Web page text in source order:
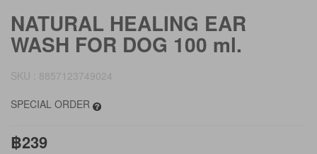
NATURAL HEALING EAR
WASH FOR DOG 100 ml.
SKU : 8857123749024
SPECIAL ORDER
฿239